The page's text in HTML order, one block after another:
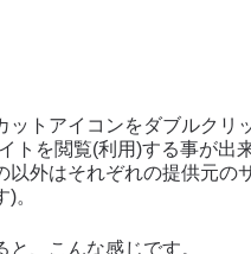
ットアイコンをダブルクリ
トを閲覧(利用)する事が出
以外はそれぞれの提供元の
。
、こんな感じです。